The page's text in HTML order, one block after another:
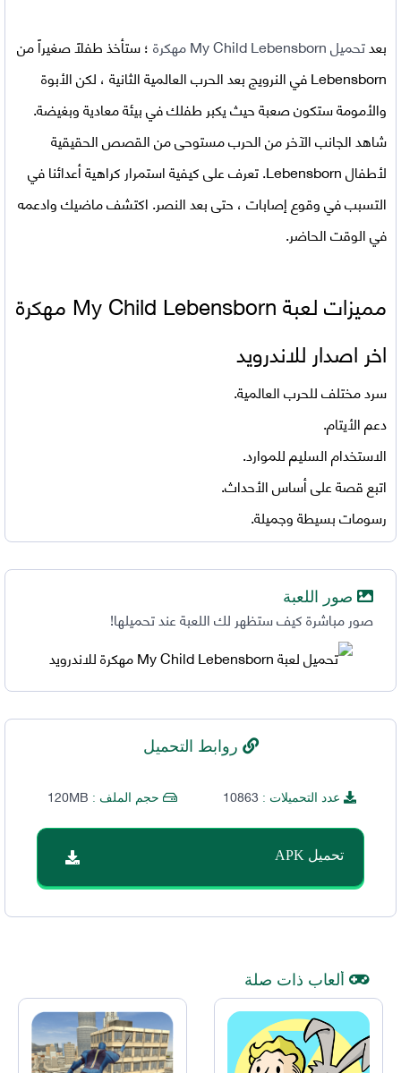
بعدتحميلMy Child Lebensborn مهكرة
؛ ستأخذ طفلاً صغيراً من
Lebensborn في النرويج بعد الحرب العالمية الثانية ، لكن الأبوة
والأمومة ستكون صعبة حيث يكبر طفلك في بيئة معادية وبغيضة.
شاهد الجانب الآخر من الحرب مستوحى من القصص الحقيقية
لأطفال Lebensborn. تعرف على كيفية استمرار كراهية أعدائنا في
التسبب في وقوع إصابات ، حتى بعد النصر. اكتشف ماضيك وادعمه
في الوقت الحاضر.
مميزات لعبة
My Child Lebensborn مهكرة
اخر اصدار للاندرويد
سرد مختلف للحرب العالمية.
دعم الأيتام.
الاستخدام السليم للموارد.
اتبع قصة على أساس الأحداث.
رسومات بسيطة وجميلة.
صور اللعبة
صور مباشرة كيف ستظهر لك اللعبة عند تحميلها!
روابط التحميل
عدد التحميلات : 10863 حجم الملف : 120MB
تحميل APK
ألعاب ذات صلة